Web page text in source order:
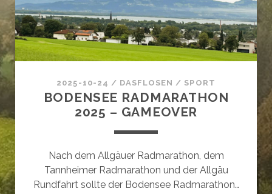
2025-10-24 / DASFLOSEN / SPORT
BODENSEE RADMARATHON
2025 – GAMEOVER
Nach dem Allgäuer Radmarathon, dem
Tannheimer Radmarathon und der Allgäu
Rundfahrt sollte der Bodensee Radmarathon…